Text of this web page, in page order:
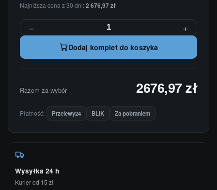
Najniższa cena z 30 dni:2 676,97 zł
− +
Dodaj komplet do koszyka
Razem za wybór 2676,97 zł
Płatność: Przelewy24 BLIK Za pobraniem
Wysyłka 24 h
Kurier od 15 zł